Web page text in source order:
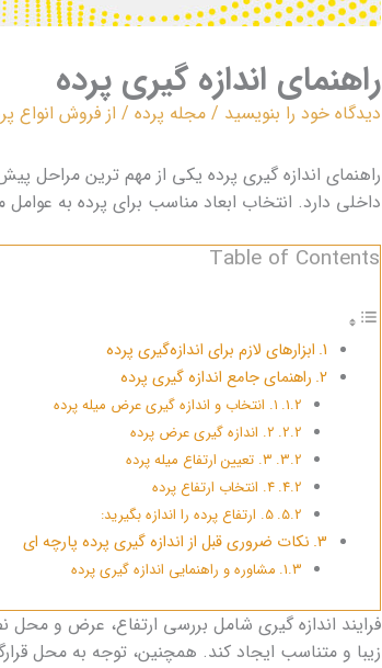
راهنمای اندازه‌ گیری پرده
دیدگاه‌ خود را بنویسید / مجله پرده / از فروش انواع
راهنمای اندازه‌ گیری پرده یکی از مهم‌ ترین مراحل
داخلی دارد. انتخاب ابعاد مناسب برای پرده به
Table of Contents
ابزارهای لازم برای اندازه‌گیری پرده
راهنمای جامع اندازه‌ گیری پرده
۱. انتخاب و اندازه‌ گیری عرض میله پرده
۲. اندازه‌ گیری عرض پرده
۳. تعیین ارتفاع میله پرده
۴. انتخاب ارتفاع پرده
5. ارتفاع پرده را اندازه بگیرید:
نکات ضروری قبل از اندازه‌ گیری پرده پارچه‌ ای
مشاوره و راهنمایی اندازه گیری پرده
فرایند اندازه‌ گیری شامل بررسی ارتفاع، عرض و
زیبا و متناسب ایجاد کند. همچنین، توجه به محل